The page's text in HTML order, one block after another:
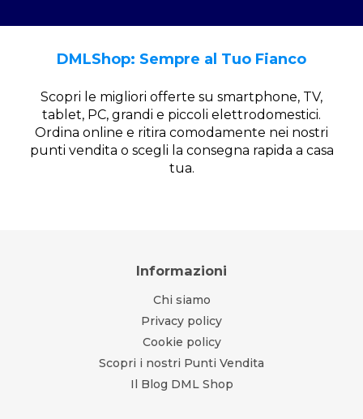
DMLShop: Sempre al Tuo Fianco
Scopri le migliori offerte su smartphone, TV,
tablet, PC, grandi e piccoli elettrodomestici.
Ordina online e ritira comodamente nei nostri
punti vendita o scegli la consegna rapida a casa
tua.
Informazioni
Chi siamo
Privacy policy
Cookie policy
Scopri i nostri Punti Vendita
Il Blog DML Shop